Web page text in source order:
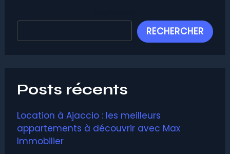
RECHERCHER
Posts récents
Location à Ajaccio : les meilleurs
appartements à découvrir avec Max
Immobilier